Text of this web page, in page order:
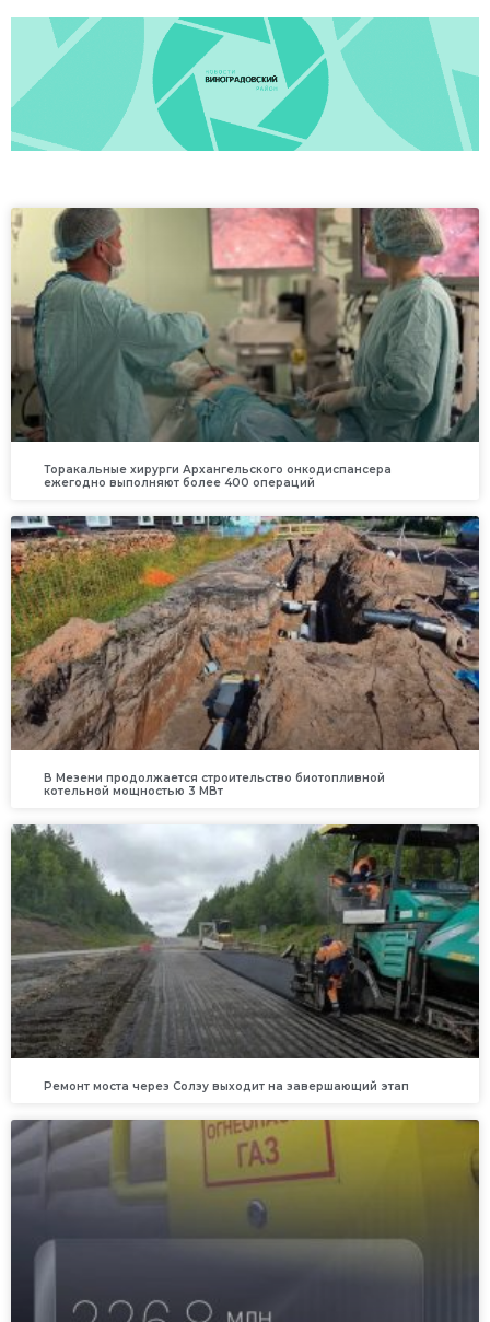
Торакальные хирурги Архангельского онкодиспансера
ежегодно выполняют более 400 операций
В Мезени продолжается строительство биотопливной
котельной мощностью 3 МВт
Ремонт моста через Солзу выходит на завершающий этап